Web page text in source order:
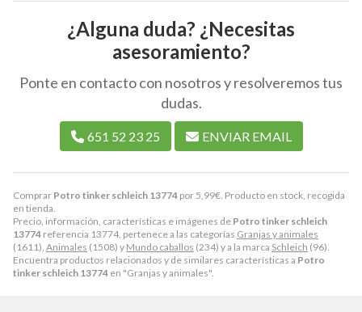
Comprar Potro tinker schleich 13774 por 5,99€ . Producto en stock, recogida
en tienda.
Precio, información, características e imágenes de Potro tinker schleich
13774 referencia 13774, pertenece a las categorías Granjas y animales
(1611), Animales (1508) y Mundo caballos (234) y a la marca Schleich (96).
Encuentra productos relacionados y de similares características a Potro
tinker schleich 13774 en "Granjas y animales".
¿Alguna duda? ¿Necesitas
asesoramiento?
Ponte en contacto con nosotros y resolveremos tus
dudas.
651 52 23 25 ENVIAR EMAIL